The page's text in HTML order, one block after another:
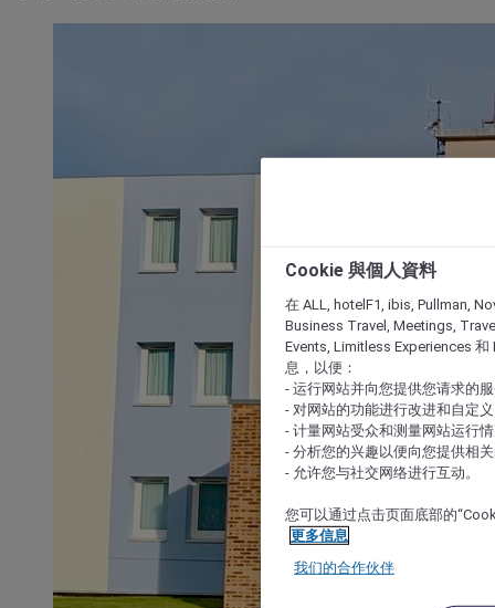
Cookie 與個人資料
在 ALL, hotelF1, ibis, Pullman,
Business Travel, Meetings,
Events, Limitless Experiences 和
息，以便：
- 运行网站并向您提供您请求的
- 对网站的功能进行改进和自定义
- 计量网站受众和测量网站运行
- 分析您的兴趣以便向您提供相
- 允许您与社交网络进行互动。
您可以通过点击页面底部的
更多信息
我们的合作伙伴